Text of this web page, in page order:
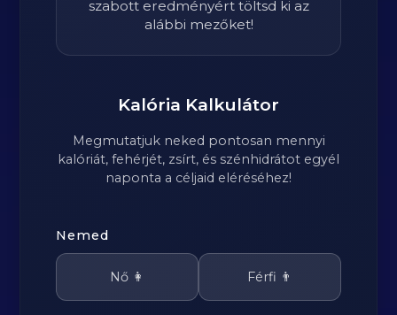
szabott eredményért töltsd ki az
alábbi mezőket!
Kalória Kalkulátor
Megmutatjuk neked pontosan mennyi
kalóriát, fehérjét, zsírt, és szénhidrátot egyél
naponta a céljaid eléréséhez!
Nemed
Nő 👩 Férfi 👨